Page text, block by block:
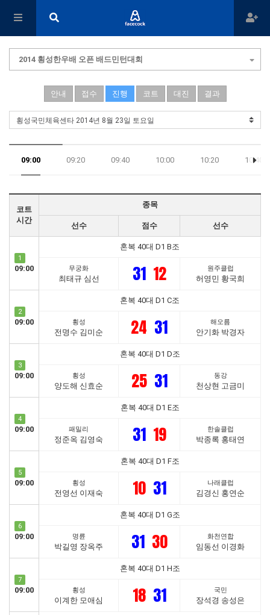
2014 횡성한우배 오픈 배드민턴대회
안내 접수 진행 코트 대진 결과
09:00 09:20 09:40 10:00 10:20 10:40
코트
시간
종목
선수 점수 선수
1
09:00
혼복 40대 D1 B조
무궁화
최태규 심선 31 12 원주클럽
허영민 황국희
2
09:00
혼복 40대 D1 C조
횡성
전명수 김미순 24 31 해오름
안기화 박경자
3
09:00
혼복 40대 D1 D조
횡성
양도해 신효순 25 31 동강
천상현 고금미
4
09:00
혼복 40대 D1 E조
패밀리
정준옥 김영숙 31 19 한솔클럽
박종록 홍태연
5
09:00
혼복 40대 D1 F조
횡성
전영선 이재숙 10 31 나래클럽
김경신 홍연순
6
09:00
혼복 40대 D1 G조
명륜
박길영 장옥주 31 30 화천연합
임동선 이경화
7
09:00
혼복 40대 D1 H조
횡성
이계한 모애심 18 31 국민
장석경 송성은